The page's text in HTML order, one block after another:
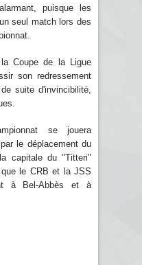
puisque les
seul match lors des
Coupe de la Ligue
son redressement
suite d'invincibilité,
se jouera
le déplacement du
capitale du "Titteri"
le CRB et la JSS
à Bel-Abbès et à